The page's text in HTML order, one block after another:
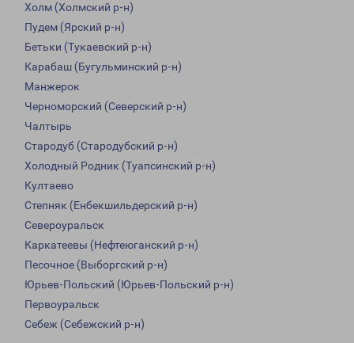
Холм (Холмский р-н)
Пудем (Ярский р-н)
Бетьки (Тукаевский р-н)
Карабаш (Бугульминский р-н)
Манжерок
Черноморский (Северский р-н)
Чалтырь
Стародуб (Стародубский р-н)
Холодный Родник (Туапсинский р-н)
Култаево
Степняк (Енбекшильдерский р-н)
Североуральск
Каркатеевы (Нефтеюганский р-н)
Песочное (Выборгский р-н)
Юрьев-Польский (Юрьев-Польский р-н)
Первоуральск
Себеж (Себежский р-н)